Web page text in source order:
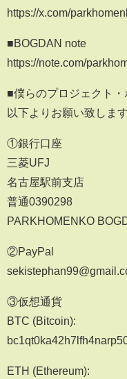
https://x.com/
■BOGDAN note
https://note.com/
■僕らのプロジェクト
以下よりお願い致します
①銀行口座
三菱UFJ
名古屋駅前支店
普通0390298
PARKHOMENKO
②PayPal
③仮想通貨
BTC (Bitcoin):
ETH (Ethereum):